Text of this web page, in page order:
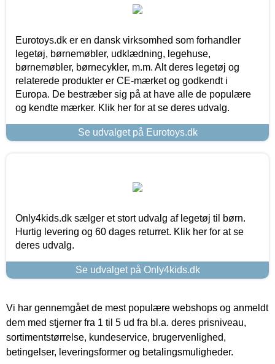
Eurotoys.dk er en dansk virksomhed som forhandler
legetøj, børnemøbler, udklædning, legehuse,
børnemøbler, børnecykler, m.m. Alt deres legetøj og
relaterede produkter er CE-mærket og godkendt i
Europa. De bestræber sig på at have alle de populære
og kendte mærker. Klik her for at se deres udvalg.
Se udvalget på Eurotoys.dk
Only4kids.dk sælger et stort udvalg af legetøj til børn.
Hurtig levering og 60 dages returret. Klik her for at se
deres udvalg.
Se udvalget på Only4kids.dk
Vi har gennemgået de mest populære webshops og anmeldt
dem med stjerner fra 1 til 5 ud fra bl.a. deres prisniveau,
sortimentstørrelse, kundeservice, brugervenlighed,
betingelser, leveringsformer og betalingsmuligheder.